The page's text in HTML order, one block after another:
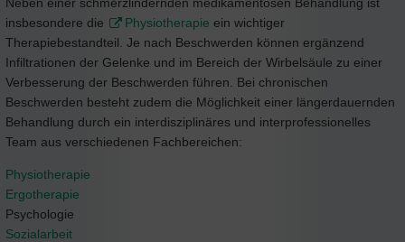
insbesondere die
Physiotherapie ein wichtiger
Therapiebestandteil. Je nach Beschwerden können ergänzend
Infiltrationen der Gelenke und im Bereich der Wirbelsäule zu einer
Verbesserung der Beschwerden führen. Bei chronischen
Beschwerden besteht zudem die Möglichkeit einer längerdauernden
Behandlung durch ein interdisziplinäres und interprofessionelles
Team aus verschiedenen Fachbereichen:
Physiotherapie
Ergotherapie
Psychologie
Sozialarbeit